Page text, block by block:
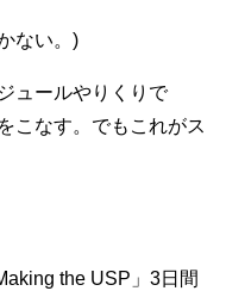
ない。)
ュールやりくりで
なす。でもこれがス
the USP」3日間